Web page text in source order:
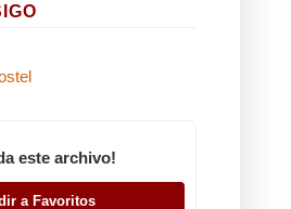
este archivo!
a Favoritos